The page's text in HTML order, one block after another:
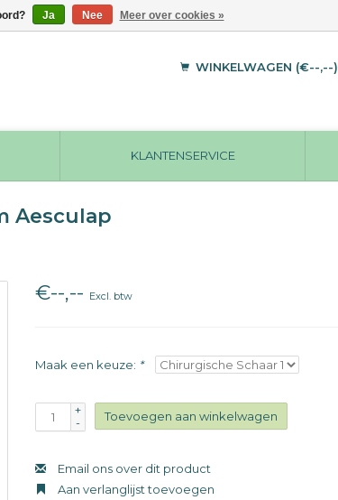
WINKELWAGEN (€--,--)
KLANTENSERVICE
Aesculap
€--,-- Excl. btw
Maak een keuze: *
+
-
Toevoegen aan winkelwagen
Email ons over dit product
Aan verlanglijst toevoegen
Ja Nee Meer over cookies »